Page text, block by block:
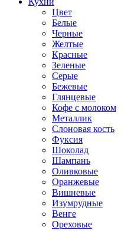
Цвет
Белые
Черные
Желтые
Красные
Зеленые
Серые
Бежевые
Глянцевые
Кофе с молоком
Металлик
Слоновая кость
Фуксия
Шоколад
Шампань
Оливковые
Оранжевые
Вишневые
Изумрудные
Венге
Ореховые